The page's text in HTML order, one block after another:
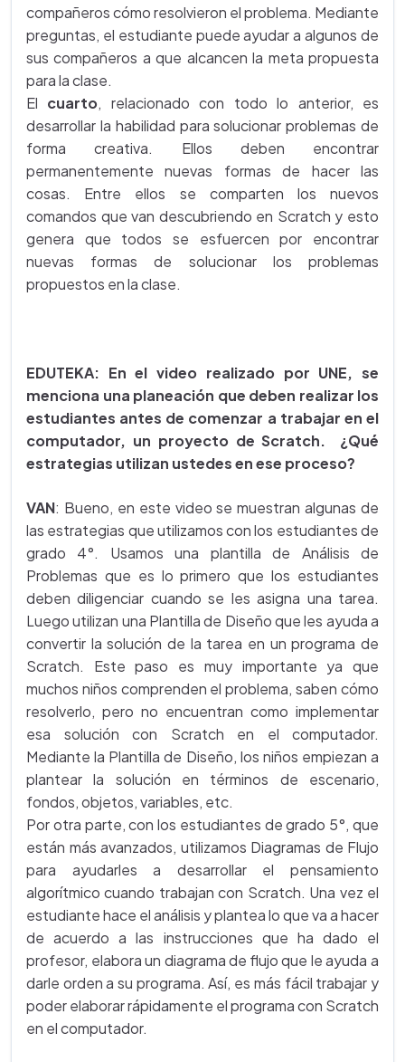
compañeros cómo resolvieron el problema. Mediante
preguntas, el estudiante puede ayudar a algunos de
sus compañeros a que alcancen la meta propuesta
para la clase.
El cuarto, relacionado con todo lo anterior, es
desarrollar la habilidad para solucionar problemas de
forma creativa. Ellos deben encontrar
permanentemente nuevas formas de hacer las
cosas. Entre ellos se comparten los nuevos
comandos que van descubriendo en Scratch y esto
genera que todos se esfuercen por encontrar
nuevas formas de solucionar los problemas
propuestos en la clase.
EDUTEKA: En el video realizado por UNE, se
menciona una planeación que deben realizar los
estudiantes antes de comenzar a trabajar en el
computador, un proyecto de Scratch. ¿Qué
estrategias utilizan ustedes en ese proceso?
VAN: Bueno, en este video se muestran algunas de
las estrategias que utilizamos con los estudiantes de
grado 4°. Usamos una plantilla de Análisis de
Problemas que es lo primero que los estudiantes
deben diligenciar cuando se les asigna una tarea.
Luego utilizan una Plantilla de Diseño que les ayuda a
convertir la solución de la tarea en un programa de
Scratch. Este paso es muy importante ya que
muchos niños comprenden el problema, saben cómo
resolverlo, pero no encuentran como implementar
esa solución con Scratch en el computador.
Mediante la Plantilla de Diseño, los niños empiezan a
plantear la solución en términos de escenario,
fondos, objetos, variables, etc.
Por otra parte, con los estudiantes de grado 5°, que
están más avanzados, utilizamos Diagramas de Flujo
para ayudarles a desarrollar el pensamiento
algorítmico cuando trabajan con Scratch. Una vez el
estudiante hace el análisis y plantea lo que va a hacer
de acuerdo a las instrucciones que ha dado el
profesor, elabora un diagrama de flujo que le ayuda a
darle orden a su programa. Así, es más fácil trabajar y
poder elaborar rápidamente el programa con Scratch
en el computador.